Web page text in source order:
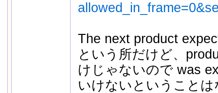
The next product
という所だけど、
けじゃないので was
いけないということ